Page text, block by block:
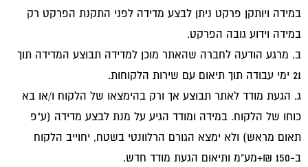
במידה ויותקן פרקט ניתן לבצע מדידה לפני התקנת הפרקט רק
במידה וידוע גובה הפרקט.
ב. מרגע הודעה לחברה שהאתר מוכן למדידה תבוצע המדידה תוך
21 ימי עבודה תוך תיאום עם שירות הלקוחות.
ג. הגעת מודד לאתר תבוצע אך ורק בהימצאו של הלקוח ו/או בא
כוחו של הלקוח. במידה ומודד הגיע על מנת לבצע מדידה (ע"פ
תאום מראש) ולא ימצא הגורם הרלוונטי בשטח, יחוייב הלקוח
ב-150 ₪+מע"מ ותיאום הגעת מודד חדש.